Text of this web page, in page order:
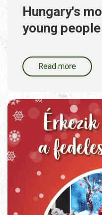
Hungary's
young people
Read more